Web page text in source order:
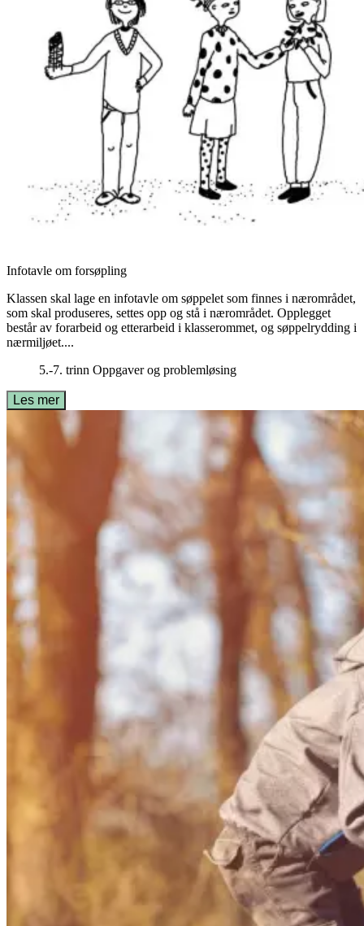
Infotavle om forsøpling
Klassen skal lage en infotavle om søppelet som finnes i nærområdet,
som skal produseres, settes opp og stå i nærområdet. Opplegget
består av forarbeid og etterarbeid i klasserommet, og søppelrydding i
nærmiljøet....
5.-7. trinn Oppgaver og problemløsing
Les mer